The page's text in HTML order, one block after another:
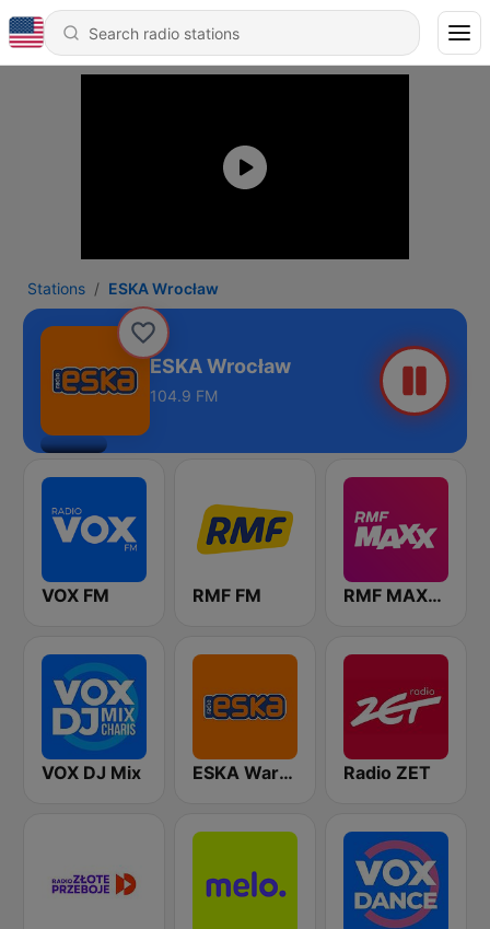
Stations ESKA Wrocław
ESKA Wrocław
104.9 FM
VOX FM RMF FM RMF MAXXX
VOX DJ Mix ESKA Warszawa Radio ZET